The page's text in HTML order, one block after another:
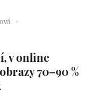
v online
70–90 %